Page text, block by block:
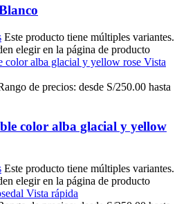
Este producto tiene múltiples variantes.
elegir en la página de producto
Vista
de precios: desde S/250.00 hasta
color alba glacial y yellow
Este producto tiene múltiples variantes.
elegir en la página de producto
Vista rápida